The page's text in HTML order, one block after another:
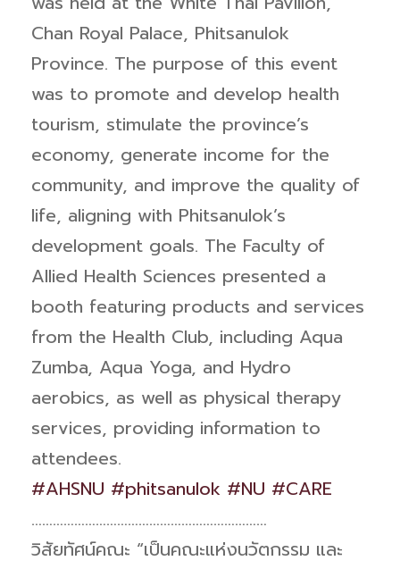
Chan Royal Palace, Phitsanulok
Province. The purpose of this event
was to promote and develop health
tourism, stimulate the province’s
economy, generate income for the
community, and improve the quality of
life, aligning with Phitsanulok’s
development goals. The Faculty of
Allied Health Sciences presented a
booth featuring products and services
from the Health Club, including Aqua
Zumba, Aqua Yoga, and Hydro
aerobics, as well as physical therapy
services, providing information to
attendees.
#AHSNU #phitsanulok #NU #CARE
…………………………………………………………
วิสัยทัศน์คณะ “เป็นคณะแห่งนวัตกรรม และ